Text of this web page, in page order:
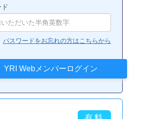
パスワードをお忘れの方はこちらから